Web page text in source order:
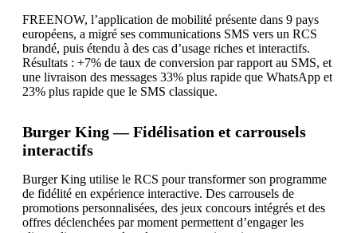
FREENOW, l’application de mobilité présente dans 9 pays
européens, a migré ses communications SMS vers un RCS
brandé, puis étendu à des cas d’usage riches et interactifs.
Résultats : +7% de taux de conversion par rapport au SMS, et
une livraison des messages 33% plus rapide que WhatsApp et
23% plus rapide que le SMS classique.
Burger King — Fidélisation et carrousels
interactifs
Burger King utilise le RCS pour transformer son programme
de fidélité en expérience interactive. Des carrousels de
promotions personnalisées, des jeux concours intégrés et des
offres déclenchées par moment permettent d’engager les